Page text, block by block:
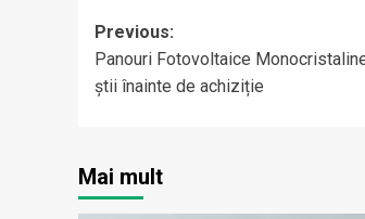
Post
navigation
Previous:
Panouri Fotovoltaice
știi înainte de achiziție
Mai mult